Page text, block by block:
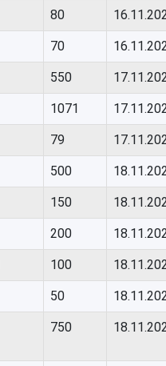
80
70
550
1071
79
500
150
200
100
50
750